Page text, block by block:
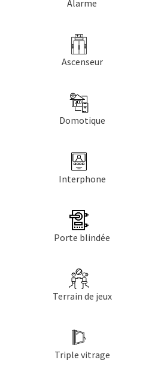
Alarme
Ascenseur
Domotique
Interphone
Porte blindée
Terrain de jeux
Triple vitrage